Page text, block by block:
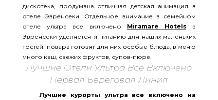
дискотека, продумана отличная детская анимация в
отеле Эвренсеки. Отдельное внимание в семейном
отеле ультра все включено Miramare Hotelsв
Эвренсеки уделяется и питанию для наших маленьких
гостей. повара готовят для них особые блюда, в меню
много каш, свежих фруктов, супов-пюре.
Лучшие Отели Ультра Все Включено
Первая Береговая Линия
Лучшие курорты ультра все включено на